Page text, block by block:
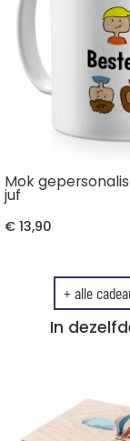
Mok
juf
€ 13,90
+ alle
In